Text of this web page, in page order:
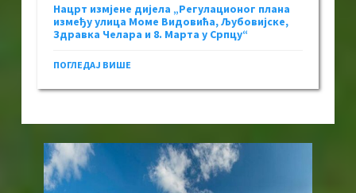
Нацрт измјене дијела „Регулационог плана
између улица Моме Видовића, Љубовијске,
Здравка Челара и 8. Марта у Српцу“
ПОГЛЕДАЈ ВИШЕ